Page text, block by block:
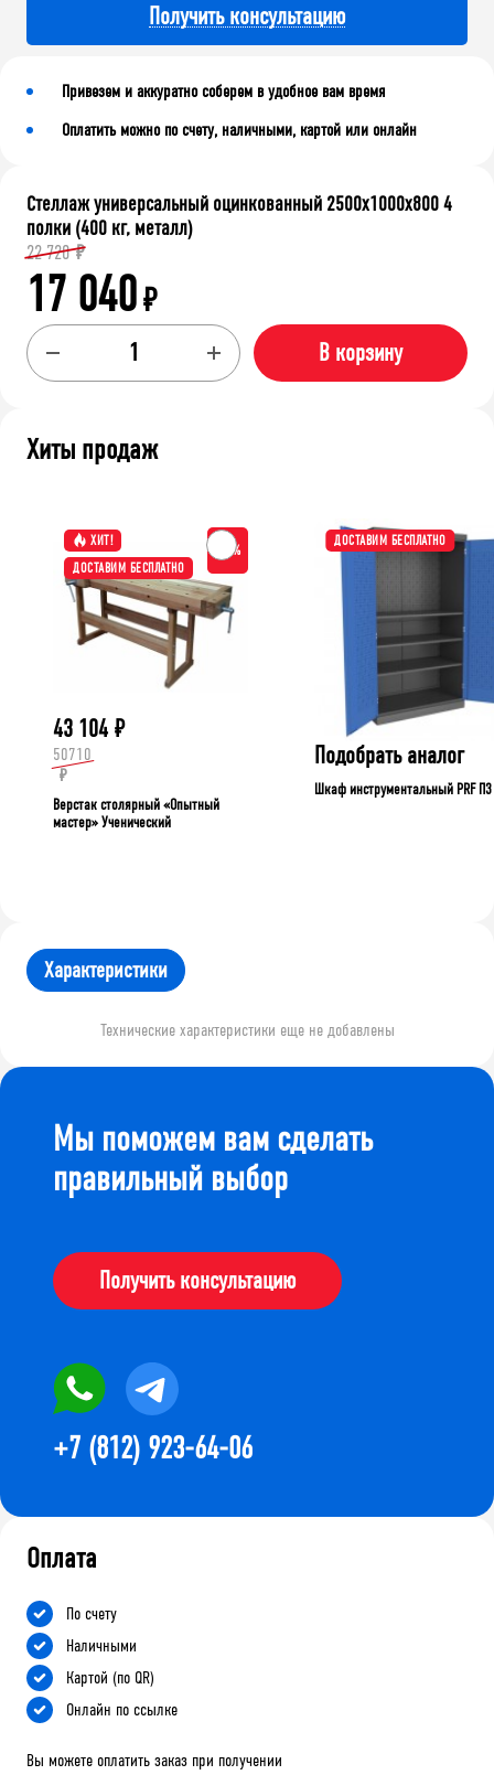
Получить консультацию
Привезем и аккуратно соберем в удобное вам время
Оплатить можно по счету, наличными, картой или онлайн
Стеллаж универсальный оцинкованный 2500x1000x800 4
полки (400 кг, металл)
22 720 ₽
17 040₽
В корзину
Хиты продаж
ХИТ!
ДОСТАВИМ БЕСПЛАТНО
-15%
43 104 ₽
50710
₽
Верстак столярный «Опытный
мастер» Ученический
ДОСТАВИМ БЕСПЛАТНО
Подобрать аналог
Шкаф инструментальный PRF П3
Характеристики
Технические характеристики еще не добавлены
Мы поможем вам сделать
правильный выбор
Получить консультацию
+7 (812) 923-64-06
Оплата
По счету
Наличными
Картой (по QR)
Онлайн по ссылке
Вы можете оплатить заказ при получении